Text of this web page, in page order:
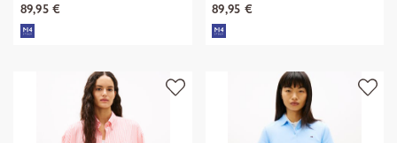
89,95 € 89,95 €